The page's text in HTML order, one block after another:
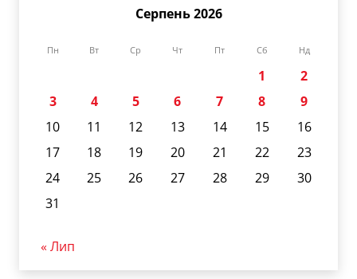
Серпень 2026
Пн Вт Ср Чт Пт Сб Нд
1
2
3
4 5 6 7 8
9
10
11 12 13 14 15
16
17
18 19 20 21 22
23
24
25 26 27 28 29
30
31
« Лип